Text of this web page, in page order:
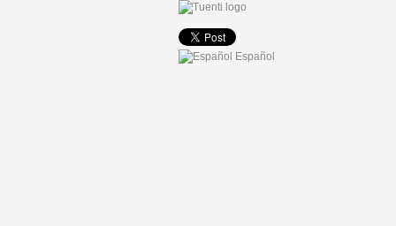
Español